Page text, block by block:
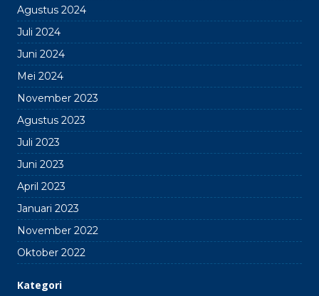
Agustus 2024
Juli 2024
Juni 2024
Mei 2024
November 2023
Agustus 2023
Juli 2023
Juni 2023
April 2023
Januari 2023
November 2022
Oktober 2022
Kategori